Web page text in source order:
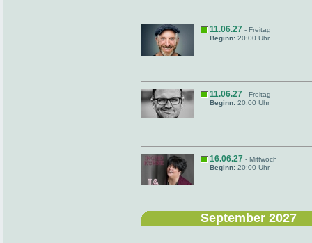
11.06.27 - Freitag
Beginn: 20:00 Uhr
11.06.27 - Freitag
Beginn: 20:00 Uhr
16.06.27 - Mittwoch
Beginn: 20:00 Uhr
September 2027